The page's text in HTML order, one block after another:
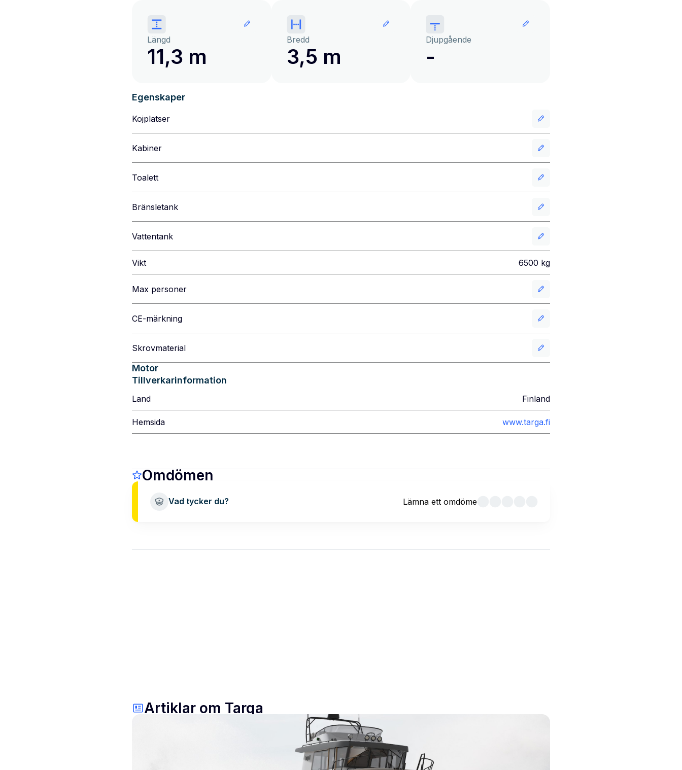
Längd
11,3 m
Bredd
3,5 m
Djupgående
-
Egenskaper
Kojplatser
Kabiner
Toalett
Bränsletank
Vattentank
Vikt 6500 kg
Max personer
CE-märkning
Skrovmaterial
Motor
Tillverkarinformation
Land Finland
Hemsida www.targa.fi
Omdömen
Vad tycker du? Lämna ett omdöme
Artiklar om Targa